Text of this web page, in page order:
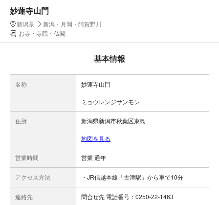
妙蓮寺山門
新潟県
新潟・月岡・阿賀野川
お寺・寺院・仏閣
基本情報
名称 妙蓮寺山門
ミョウレンジサンモン
住所 新潟県新潟市秋葉区東島
地図を見る
営業時間 営業 通年
アクセス方法 ・JR信越本線「古津駅」から車で10分
連絡先 問合せ先 電話番号：0250-22-1463